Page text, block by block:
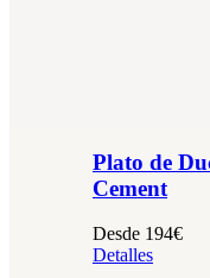
Plato de
Cement
Desde 194€
Detalles